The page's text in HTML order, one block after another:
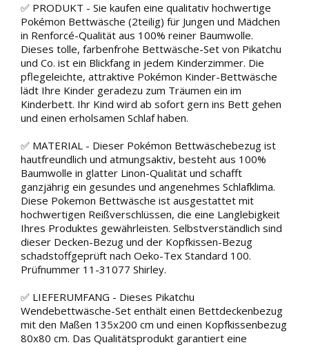
✅ PRODUKT - Sie kaufen eine qualitativ hochwertige
Pokémon Bettwäsche (2teilig) für Jungen und Mädchen
in Renforcé-Qualität aus 100% reiner Baumwolle.
Dieses tolle, farbenfrohe Bettwäsche-Set von Pikatchu
und Co. ist ein Blickfang in jedem Kinderzimmer. Die
pflegeleichte, attraktive Pokémon Kinder-Bettwäsche
lädt Ihre Kinder geradezu zum Träumen ein im
Kinderbett. Ihr Kind wird ab sofort gern ins Bett gehen
und einen erholsamen Schlaf haben.
✅ MATERIAL - Dieser Pokémon Bettwäschebezug ist
hautfreundlich und atmungsaktiv, besteht aus 100%
Baumwolle in glatter Linon-Qualität und schafft
ganzjährig ein gesundes und angenehmes Schlafklima.
Diese Pokemon Bettwäsche ist ausgestattet mit
hochwertigen Reißverschlüssen, die eine Langlebigkeit
Ihres Produktes gewährleisten. Selbstverständlich sind
dieser Decken-Bezug und der Kopfkissen-Bezug
schadstoffgeprüft nach Oeko-Tex Standard 100.
Prüfnummer 11-31077 Shirley.
✅ LIEFERUMFANG - Dieses Pikatchu
Wendebettwäsche-Set enthält einen Bettdeckenbezug
mit den Maßen 135x200 cm und einen Kopfkissenbezug
80x80 cm. Das Qualitätsprodukt garantiert eine